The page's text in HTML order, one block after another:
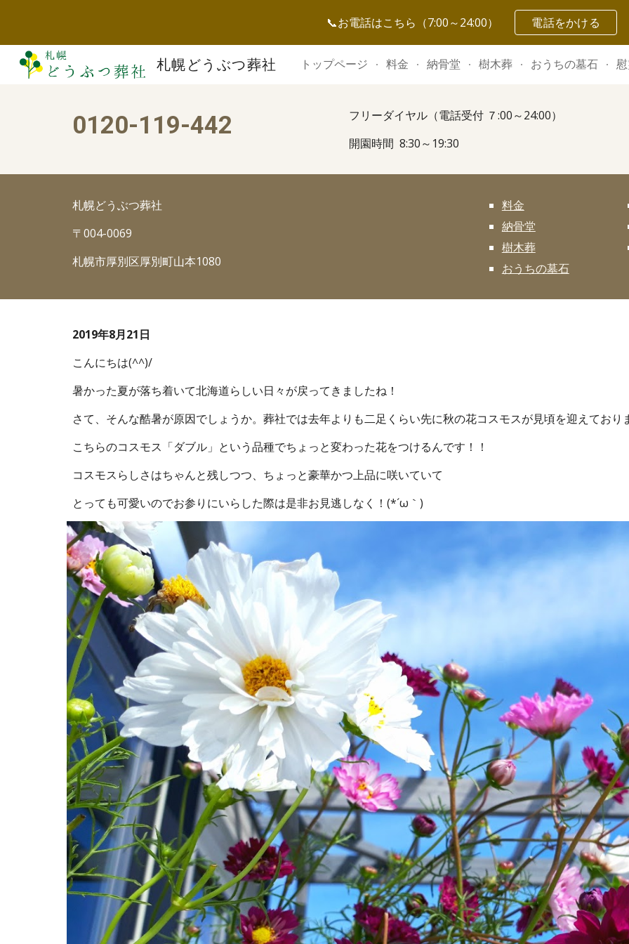
Skip to main content Skip to
📞お電話はこちら（7:00～24:00） 電話をかける
札幌どうぶつ葬社 トップページ 料金 納骨堂 樹木葬 おうちの墓石
0120-119-442
フリーダイヤル（電話受付 ７:00～24:00）
開園時間 8:30～19:30
札幌どうぶつ葬社
〒004-0069
札幌市厚別区厚別町山本1080
料金
納骨堂
樹木葬
おうちの墓石
2019年8月21日
こんにちは(^^)/
暑かった夏が落ち着いて北海道らしい日々が戻ってきましたね！
さて、そんな酷暑が原因でしょうか。葬社では去年よりも二足くらい先に秋の花コスモスが見頃を迎えており
こちらのコスモス「ダブル」という品種でちょっと変わった花をつけるんです！！
コスモスらしさはちゃんと残しつつ、ちょっと豪華かつ上品に咲いていて
とっても可愛いのでお参りにいらした際は是非お見逃しなく！(*´ω｀)